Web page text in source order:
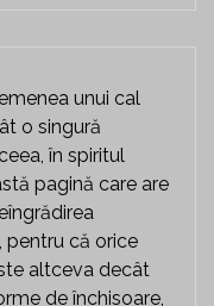
unui cal
o singură
în spiritul
pagină care are
pentru că orice
altceva decât
de închisoare,